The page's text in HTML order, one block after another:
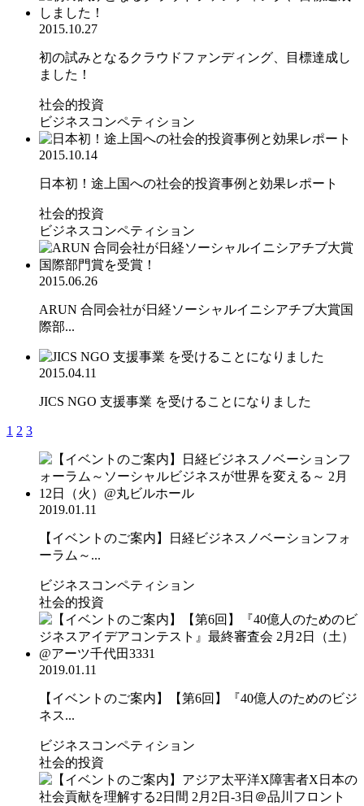
2015.10.27
初の試みとなるクラウドファンディング、目標達成し
ました！
社会的投資
ビジネスコンペティション
2015.10.14
日本初！途上国への社会的投資事例と効果レポート
社会的投資
ビジネスコンペティション
2015.06.26
ARUN 合同会社が日経ソーシャルイニシアチブ大賞国
際部...
2015.04.11
JICS NGO 支援事業 を受けることになりました
1 2 3
2019.01.11
【イベントのご案内】日経ビジネスノベーションフォ
ーラム～...
ビジネスコンペティション
社会的投資
2019.01.11
【イベントのご案内】【第6回】『40億人のためのビジ
ネス...
ビジネスコンペティション
社会的投資